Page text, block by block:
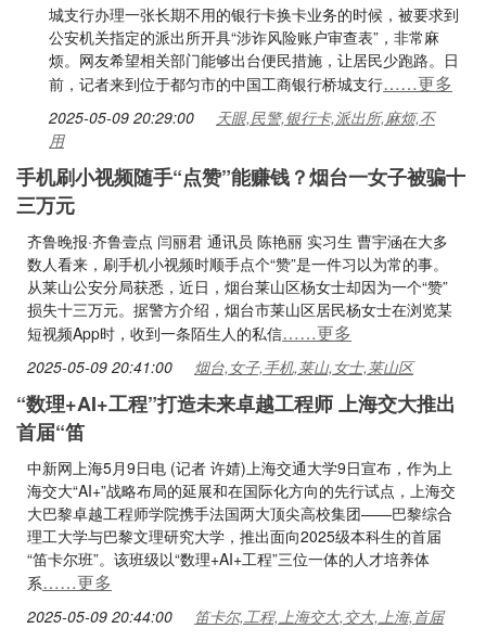
城支行办理一张长期不用的银行卡换卡业务的时候，被要求到
公安机关指定的派出所开具“涉诈风险账户审查表”，非常麻
烦。网友希望相关部门能够出台便民措施，让居民少跑路。日
前，记者来到位于都匀市的中国工商银行桥城支行……更多
2025-05-09 20:29:00
天眼,民警,银行卡,派出所,麻烦,不
用
手机刷小视频随手“点赞”能赚钱？烟台一女子被骗十
三万元
齐鲁晚报·齐鲁壹点 闫丽君 通讯员 陈艳丽 实习生 曹宇涵在大多
数人看来，刷手机小视频时顺手点个“赞”是一件习以为常的事。
从莱山公安分局获悉，近日，烟台莱山区杨女士却因为一个“赞”
损失十三万元。据警方介绍，烟台市莱山区居民杨女士在浏览某
短视频App时，收到一条陌生人的私信……更多
2025-05-09 20:41:00 烟台,女子,手机,莱山,女士,莱山区
“数理+AI+工程”打造未来卓越工程师 上海交大推出
首届“笛
中新网上海5月9日电 (记者 许婧)上海交通大学9日宣布，作为上
海交大“AI+”战略布局的延展和在国际化方向的先行试点，上海交
大巴黎卓越工程师学院携手法国两大顶尖高校集团——巴黎综合
理工大学与巴黎文理研究大学，推出面向2025级本科生的首届
“笛卡尔班”。该班级以“数理+AI+工程”三位一体的人才培养体
系……更多
2025-05-09 20:44:00 笛卡尔,工程,上海交大,交大,上海,首届